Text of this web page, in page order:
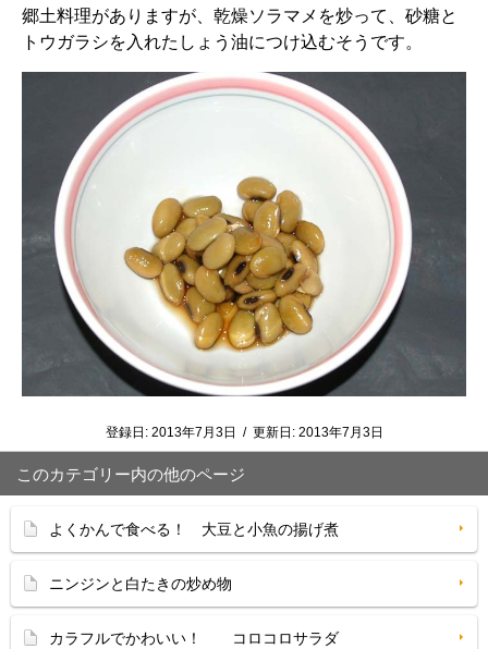
郷土料理がありますが、乾燥ソラマメを炒って、砂糖と
トウガラシを入れたしょう油につけ込むそうです。
登録日: 2013年7月3日 / 更新日: 2013年7月3日
このカテゴリー内の他のページ
よくかんで食べる！ 大豆と小魚の揚げ煮
ニンジンと白たきの炒め物
カラフルでかわいい！ コロコロサラダ